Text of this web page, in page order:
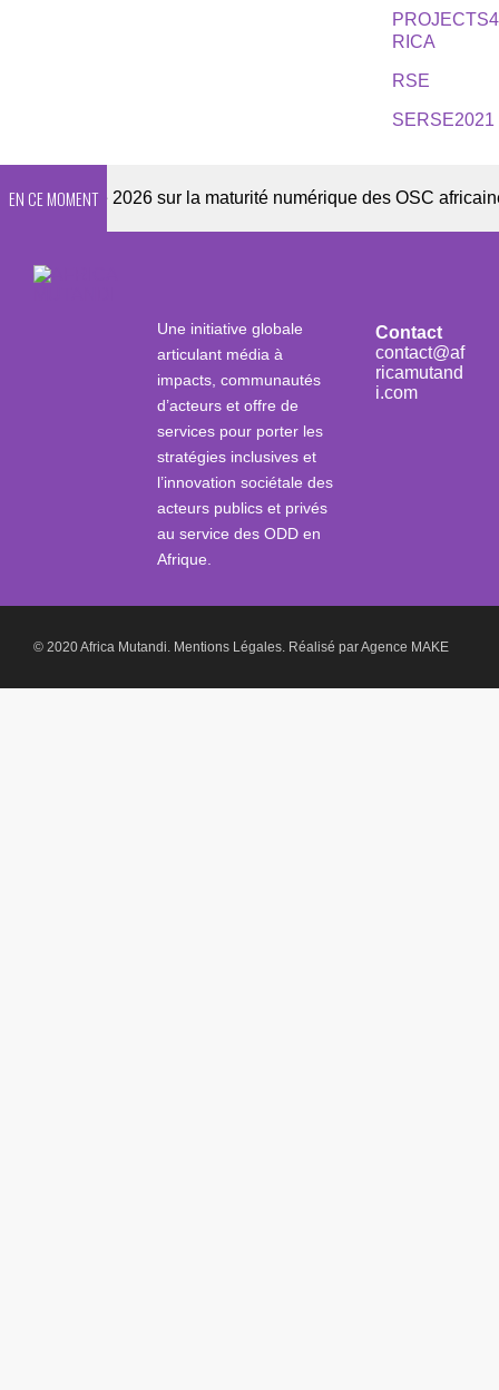
RICA
RSE
SERSE2021
EN CE MOMENT2026 sur la maturité numérique des OSC africaines
Une initiative globale
articulant média à
impacts, communautés
d’acteurs et offre de
services pour porter les
stratégies inclusives et
l’innovation sociétale des
acteurs publics et privés
au service des ODD en
Afrique.
Contact
contact@af
ricamutand
i.com
© 2020 Africa Mutandi. Mentions Légales. Réalisé parAgence MAKE